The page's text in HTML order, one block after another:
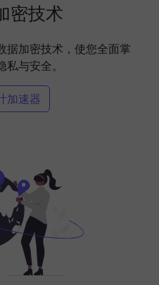
密技术
据加密技术，使您全面掌
与安全。
加速器